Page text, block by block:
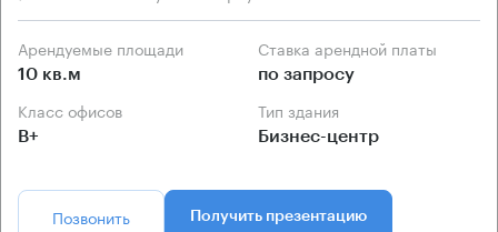
Арендуемые площади
10 кв.м
Ставка арендной платы
по запросу
Класс офисов
B+
Тип здания
Бизнес-центр
Позвонить Получить презентацию